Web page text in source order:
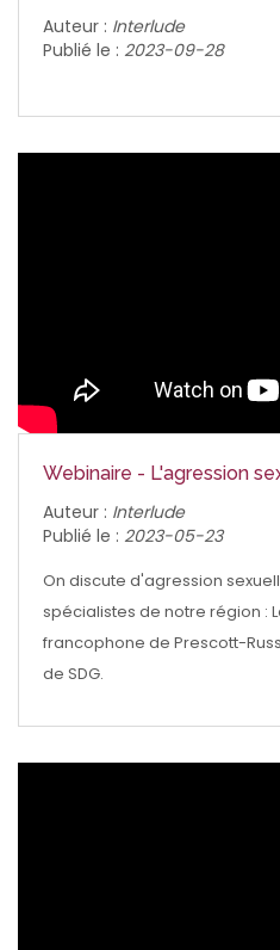
Auteur : Interlude
Publié le : 2023-09-28
Webinaire - L'agression
Auteur : Interlude
Publié le : 2023-05-23
On discute d'agression
spécialistes de notre région :
francophone de Prescott-
de SDG.